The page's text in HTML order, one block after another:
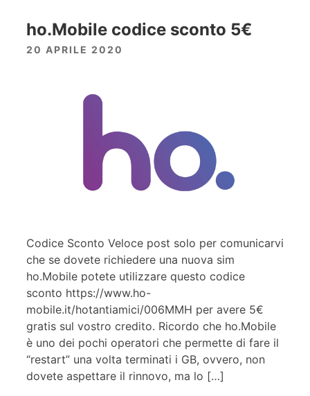
ho.Mobile codice sconto 5€
20 APRILE 2020
Codice Sconto Veloce post solo per comunicarvi
che se dovete richiedere una nuova sim
ho.Mobile potete utilizzare questo codice
sconto https://www.ho-
mobile.it/hotantiamici/006MMH per avere 5€
gratis sul vostro credito. Ricordo che ho.Mobile
è uno dei pochi operatori che permette di fare il
“restart” una volta terminati i GB, ovvero, non
dovete aspettare il rinnovo, ma lo […]